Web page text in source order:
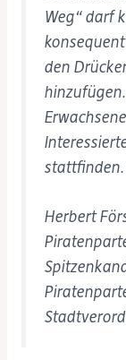
Weg“ darf
den
Herbert